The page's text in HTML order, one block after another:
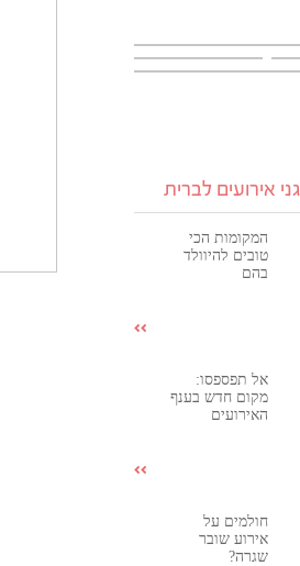
אירועים לברית
המקומות הכי
טובים להיוולד
בהם
אל תפספסו:
מקום חדש בענף
האירועים
חולמים על
אירוע שובר
שגרה?